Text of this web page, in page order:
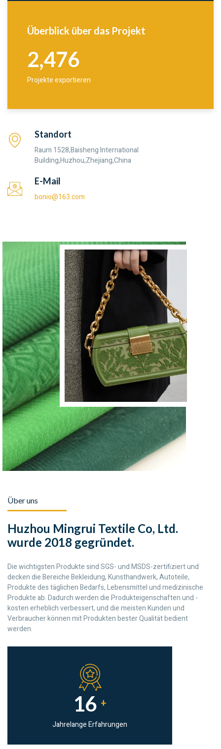
Standort
Raum 1528,Baisheng International
Building,Huzhou,Zhejiang,China
E-Mail
bonio@163.com
Überblick über das Projekt
2,476
Projekte exportieren
Über uns
Huzhou Mingrui Textile Co, Ltd.
wurde 2018 gegründet.
Die wichtigsten Produkte sind SGS- und MSDS-zertifiziert und
decken die Bereiche Bekleidung, Kunsthandwerk, Autoteile,
Produkte des täglichen Bedarfs, Lebensmittel und medizinische
Produkte ab. Dadurch werden die Produkteigenschaften und -
kosten erheblich verbessert, und die meisten Kunden und
Verbraucher können mit Produkten bester Qualität bedient
werden.
16 +
Jahrelange Erfahrungen